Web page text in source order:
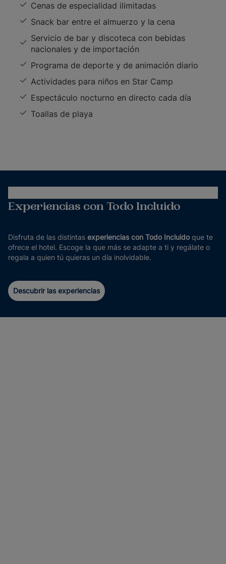
Cenas de especialidad ilimitadas
Snack bar entre el almuerzo y la cena
Servicio de bar y discoteca con bebidas
nacionales y de importación
Programa de deporte y de animación diario
Actividades para niños en Star Camp
Espectáculo nocturno en directo cada día
Toallas de playa
Experiencias con Todo Incluido
Disfruta de las distintas experiencias con Todo Incluido que te
ofrece el hotel. Escoge la que más se adapte a ti y regálate o
regala a quien tú quieras un día inolvidable.
Descubrir las experiencias